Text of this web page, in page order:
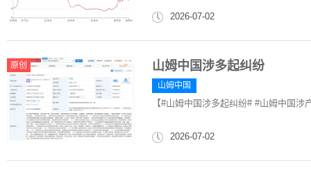
2026-07-02
原创 山姆中国涉多起纠纷
山姆中国
【#山姆中国涉多起纠纷# #山姆中国
2026-07-02